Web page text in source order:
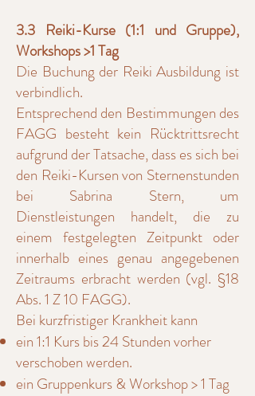
3.3 Reiki-Kurse (1:1 und Gruppe),
Workshops >1 Tag
Die Buchung der Reiki Ausbildung ist
verbindlich.
Entsprechend den Bestimmungen des
FAGG besteht kein Rücktrittsrecht
aufgrund der Tatsache, dass es sich bei
den Reiki-Kursen von Sternenstunden
bei Sabrina Stern, um
Dienstleistungen handelt, die zu
einem festgelegten Zeitpunkt oder
innerhalb eines genau angegebenen
Zeitraums erbracht werden (vgl. §18
Abs. 1 Z 10 FAGG).
Bei kurzfristiger Krankheit kann
ein 1:1 Kurs bis 24 Stunden vorher
verschoben werden.
ein Gruppenkurs & Workshop > 1 Tag